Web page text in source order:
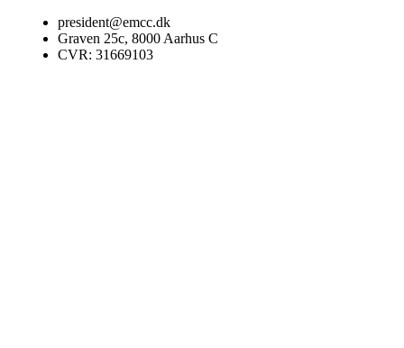
Videre
indhold
president@emcc.dk
Graven 25c, 8000 Aarhus C
CVR: 31669103